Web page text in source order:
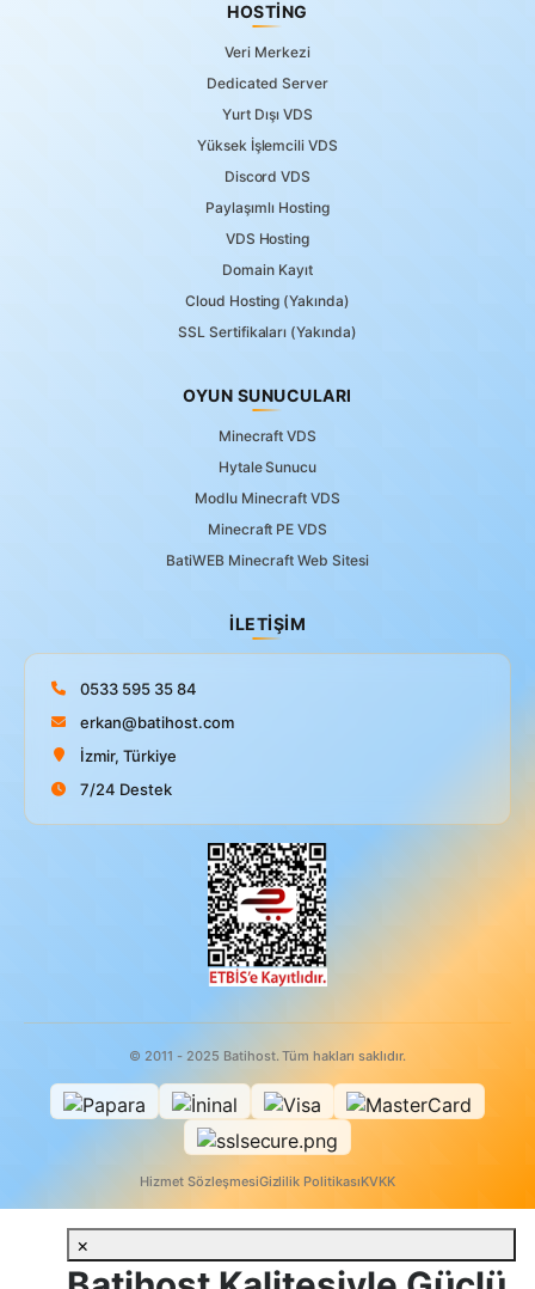
HOSTING
Veri Merkezi
Dedicated Server
Yurt Dışı VDS
Yüksek İşlemcili VDS
Discord VDS
Paylaşımlı Hosting
VDS Hosting
Domain Kayıt
Cloud Hosting (Yakında)
SSL Sertifikaları (Yakında)
OYUN SUNUCULARI
Minecraft VDS
Hytale Sunucu
Modlu Minecraft VDS
Minecraft PE VDS
BatiWEB Minecraft Web Sitesi
İLETIŞIM
0533 595 35 84
erkan@batihost.com
İzmir, Türkiye
7/24 Destek
© 2011 - 2025 Batihost. Tüm hakları saklıdır.
Hizmet SözleşmesiGizlilik PolitikasıKVKK
×